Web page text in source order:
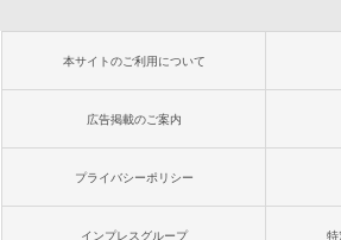
本サイトのご利用について
広告掲載のご案内
プライバシーポリシー
インプレスグループ 特